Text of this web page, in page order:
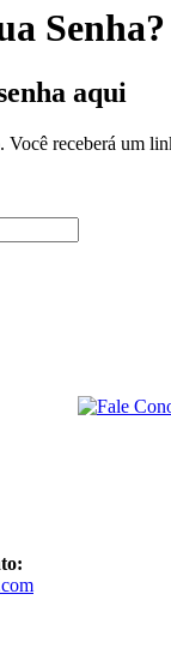
Senha?
aqui
receberá um